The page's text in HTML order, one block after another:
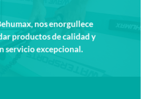
nos enorgullece
productos de calidad y
servicio excepcional.